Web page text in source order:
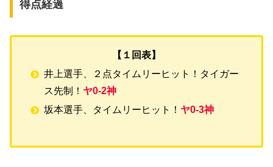
得点経過
【１回表】
井上選手、２点タイムリーヒット！タイガー
ス先制！ ヤ0-2神
坂本選手、タイムリーヒット！ ヤ0-3神